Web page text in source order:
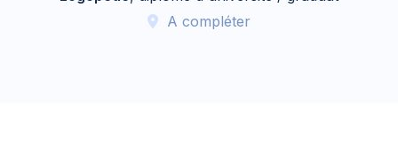
A compléter